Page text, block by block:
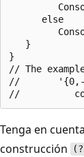
      else
   }
}
// The
//       '{0,-
Tenga en
construcción